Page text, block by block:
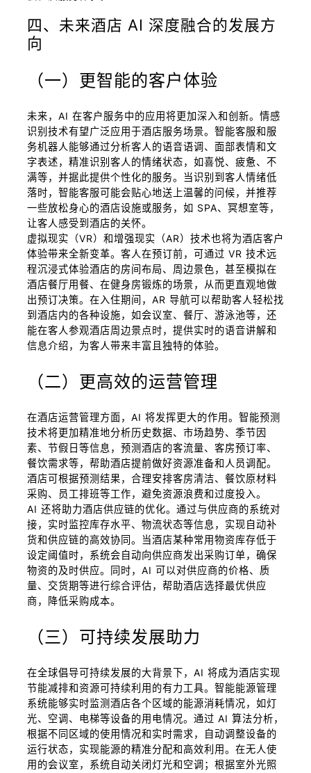
四、未来酒店 AI 深度融合的发展方
向
（一）更智能的客户体验
未来，AI 在客户服务中的应用将更加深入和创新。情感
识别技术有望广泛应用于酒店服务场景。智能客服和服
务机器人能够通过分析客人的语音语调、面部表情和文
字表述，精准识别客人的情绪状态，如喜悦、疲惫、不
满等，并据此提供个性化的服务。当识别到客人情绪低
落时，智能客服可能会贴心地送上温馨的问候，并推荐
一些放松身心的酒店设施或服务，如 SPA、冥想室等，
让客人感受到酒店的关怀。
虚拟现实（VR）和增强现实（AR）技术也将为酒店客户
体验带来全新变革。客人在预订前，可通过 VR 技术远
程沉浸式体验酒店的房间布局、周边景色，甚至模拟在
酒店餐厅用餐、在健身房锻炼的场景，从而更直观地做
出预订决策。在入住期间，AR 导航可以帮助客人轻松找
到酒店内的各种设施，如会议室、餐厅、游泳池等，还
能在客人参观酒店周边景点时，提供实时的语音讲解和
信息介绍，为客人带来丰富且独特的体验。
（二）更高效的运营管理
在酒店运营管理方面，AI 将发挥更大的作用。智能预测
技术将更加精准地分析历史数据、市场趋势、季节因
素、节假日等信息，预测酒店的客流量、客房预订率、
餐饮需求等，帮助酒店提前做好资源准备和人员调配。
酒店可根据预测结果，合理安排客房清洁、餐饮原材料
采购、员工排班等工作，避免资源浪费和过度投入。
AI 还将助力酒店供应链的优化。通过与供应商的系统对
接，实时监控库存水平、物流状态等信息，实现自动补
货和供应链的高效协同。当酒店某种常用物资库存低于
设定阈值时，系统会自动向供应商发出采购订单，确保
物资的及时供应。同时，AI 可以对供应商的价格、质
量、交货期等进行综合评估，帮助酒店选择最优供应
商，降低采购成本。
（三）可持续发展助力
在全球倡导可持续发展的大背景下，AI 将成为酒店实现
节能减排和资源可持续利用的有力工具。智能能源管理
系统能够实时监测酒店各个区域的能源消耗情况，如灯
光、空调、电梯等设备的用电情况。通过 AI 算法分析，
根据不同区域的使用情况和实时需求，自动调整设备的
运行状态，实现能源的精准分配和高效利用。在无人使
用的会议室，系统自动关闭灯光和空调；根据室外光照